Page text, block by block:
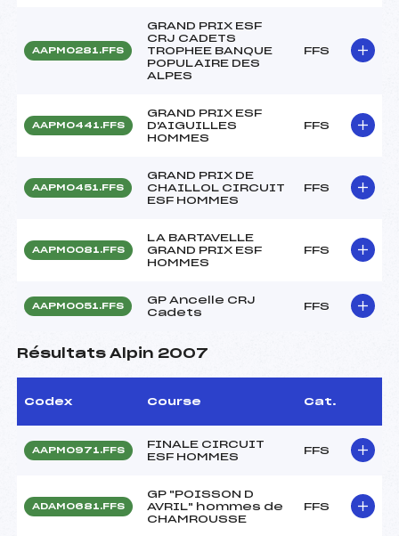
AAPM0281.FFS
GRAND PRIX ESF
CRJ CADETS
TROPHEE BANQUE
POPULAIRE DES
ALPES
FFS
AAPM0441.FFS
GRAND PRIX ESF
D'AIGUILLES
HOMMES
FFS
AAPM0451.FFS
GRAND PRIX DE
CHAILLOL CIRCUIT
ESF HOMMES
FFS
AAPM0081.FFS
LA BARTAVELLE
GRAND PRIX ESF
HOMMES
FFS
AAPM0051.FFS
GP Ancelle CRJ
Cadets
FFS
Résultats Alpin 2007
Codex Course Cat.
AAPM0971.FFS
FINALE CIRCUIT
ESF HOMMES
FFS
ADAM0681.FFS
GP "POISSON D
AVRIL" hommes de
CHAMROUSSE
FFS